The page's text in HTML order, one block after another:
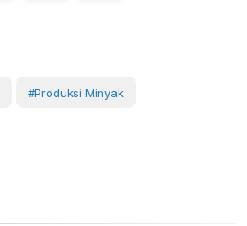
#Produksi Minyak